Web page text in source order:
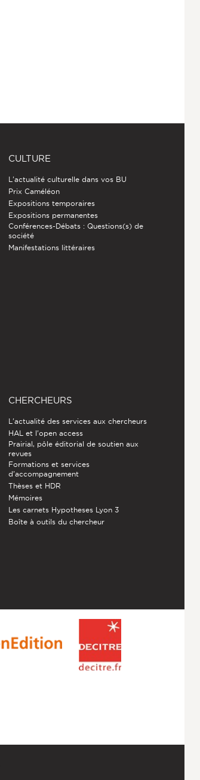
CULTURE
L'actualité culturelle dans vos BU
Prix Caméléon
Expositions temporaires
Expositions permanentes
Conférences-Débats : Questions(s) de
société
Manifestations littéraires
CHERCHEURS
L'actualité des services aux chercheurs
HAL et l'open access
Prairial, pôle éditorial de soutien aux
revues
Formations et services
d’accompagnement
Thèses et HDR
Mémoires
Les carnets Hypotheses Lyon 3
Boîte à outils du chercheur